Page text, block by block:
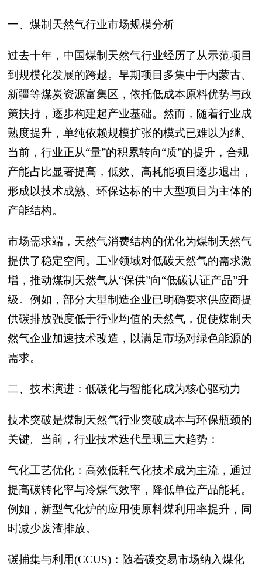
一、煤制天然气行业市场规模分析
过去十年，中国煤制天然气行业经历了从示范项目
到规模化发展的跨越。早期项目多集中于内蒙古、
新疆等煤炭资源富集区，依托低成本原料优势与政
策扶持，逐步构建起产业基础。然而，随着行业成
熟度提升，单纯依赖规模扩张的模式已难以为继。
当前，行业正从“量”的积累转向“质”的提升，合规
产能占比显著提高，低效、高耗能项目逐步退出，
形成以技术成熟、环保达标的中大型项目为主体的
产能结构。
市场需求端，天然气消费结构的优化为煤制天然气
提供了稳定空间。工业领域对低碳天然气的需求激
增，推动煤制天然气从“保供”向“低碳认证产品”升
级。例如，部分大型制造企业已明确要求供应商提
供碳排放强度低于行业均值的天然气，促使煤制天
然气企业加速技术改造，以满足市场对绿色能源的
需求。
二、技术演进：低碳化与智能化成为核心驱动力
技术突破是煤制天然气行业突破成本与环保瓶颈的
关键。当前，行业技术迭代呈现三大趋势：
气化工艺优化：高效低耗气化技术成为主流，通过
提高碳转化率与冷煤气效率，降低单位产品能耗。
例如，新型气化炉的应用使原料煤利用率提升，同
时减少废渣排放。
碳捕集与利用(CCUS)：随着碳交易市场纳入煤化